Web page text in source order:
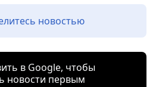
новостью
в Google, чтобы
новости первым